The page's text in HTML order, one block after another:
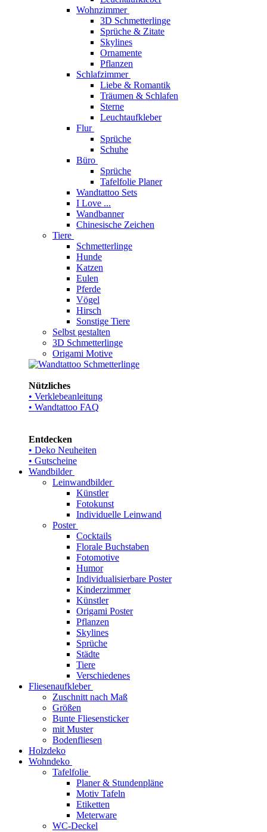
Wohnzimmer
3D Schmetterlinge
Sprüche & Zitate
Skylines
Ornamente
Pflanzen
Schlafzimmer
Liebe & Romantik
Träumen & Schlafen
Sterne
Leuchtaufkleber
Flur
Sprüche
Schuhe
Büro
Sprüche
Tafelfolie Planer
Wandtattoo Sets
I Love ...
Wandbanner
Chinesische Zeichen
Tiere
Schmetterlinge
Hunde
Katzen
Eulen
Pferde
Vögel
Hirsch
Sonstige Tiere
Selbst gestalten
3D Schmetterlinge
Origami Motive
Nützliches
• Verklebeanleitung
• Wandtattoo FAQ
Entdecken
• Deko Neuheiten
• Gutscheine
Wandbilder
Leinwandbilder
Künstler
Fotokunst
Individuelle Leinwand
Poster
Cocktails
Florale Buchstaben
Fotomotive
Humor
Individualisierbare Poster
Kinderzimmer
Künstler
Origami Poster
Pflanzen
Skylines
Sprüche
Städte
Tiere
Verschiedenes
Fliesenaufkleber
Zuschnitt nach Maß
Größen
Bunte Fliesensticker
mit Muster
Bodenfliesen
Holzdeko
Wohndeko
Tafelfolie
Planer & Stundenpläne
Motiv Tafeln
Etiketten
Meterware
WC-Deckel